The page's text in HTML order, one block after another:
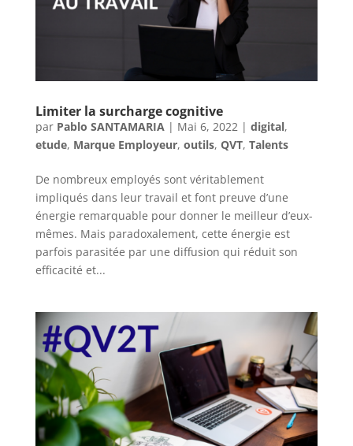
Limiter la surcharge cognitive
par Pablo SANTAMARIA| Mai 6, 2022| digital,
etude, Marque Employeur, outils, QVT, Talents
De nombreux employés sont véritablement
impliqués dans leur travail et font preuve d’une
énergie remarquable pour donner le meilleur d’eux-
mêmes. Mais paradoxalement, cette énergie est
parfois parasitée par une diffusion qui réduit son
efficacité et...